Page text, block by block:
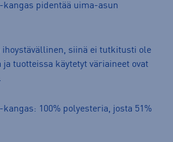
kangas pidentää uima-asun
ihoystävällinen, siinä ei tutkitusti ole
ja tuotteissa käytetyt väriaineet ovat
kangas: 100% polyesteria, josta 51%